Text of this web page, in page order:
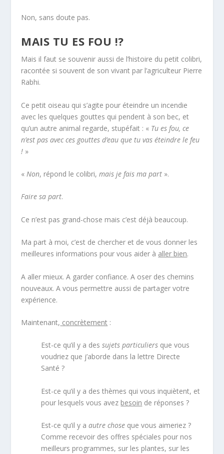
Non, sans doute pas.
MAIS TU ES FOU !?
Mais il faut se souvenir aussi de l’histoire du petit colibri,
racontée si souvent de son vivant par l’agriculteur Pierre
Rabhi.
Ce petit oiseau qui s’agite pour éteindre un incendie
avec les quelques gouttes qui pendent à son bec, et
qu’un autre animal regarde, stupéfait : « Tu es fou, ce
n’est pas avec ces gouttes d’eau que tu vas éteindre le feu
! »
«Non, répond le colibri,mais je fais ma part ».
Faire sa part.
Ce n’est pas grand-chose mais c’est déjà beaucoup.
Ma part à moi, c’est de chercher et de vous donner les
meilleures informations pour vous aider à aller bien.
A aller mieux. A garder confiance. A oser des chemins
nouveaux. A vous permettre aussi de partager votre
expérience.
Maintenant, concrètement :
Est-ce qu’il y a dessujets particuliers que vous
voudriez que j’aborde dans la lettre Directe
Santé ?
Est-ce qu’il y a des thèmes qui vous inquiètent, et
pour lesquels vous avez besoin de réponses ?
Est-ce qu’il y aautre chose que vous aimeriez ?
Comme recevoir des offres spéciales pour nos
meilleurs programmes, sur les plantes, sur les